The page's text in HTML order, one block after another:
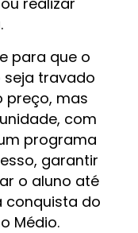
para que o
travado
preço, mas
com
programa
garantir
o aluno até
conquista do
Médio.